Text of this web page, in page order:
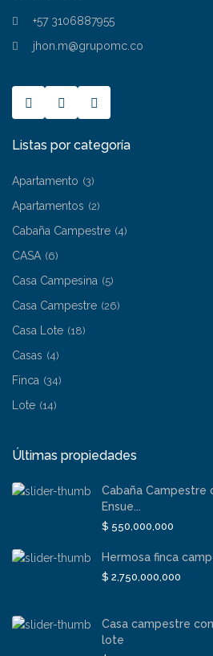
+57 3106887955
jhon.m@grupomc.co
Listas por categoría
Apartamento (3)
Apartamentos (2)
Cabaña Campestre (4)
CASA (6)
Casa Campesina (5)
Casa Campestre (26)
Casa Lote (18)
Casas (4)
Finca (34)
Lote (14)
Últimas propiedades
Cabaña Campestre
Ensue...
$ 550,000,000
Hermosa finca
$ 2,750,000,000
Casa campestre
lote